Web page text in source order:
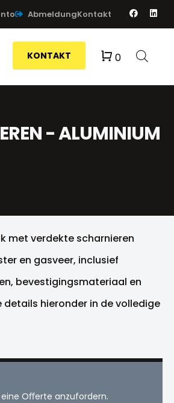
AbmeldungKontakt
KONTAKT Warenkorb
0
- ALUMINIUM
met verdekte scharnieren
en gasveer, inclusief
bevestigingsmateriaal en
hieronder in de volledige
Oﬀerte anzufordern.